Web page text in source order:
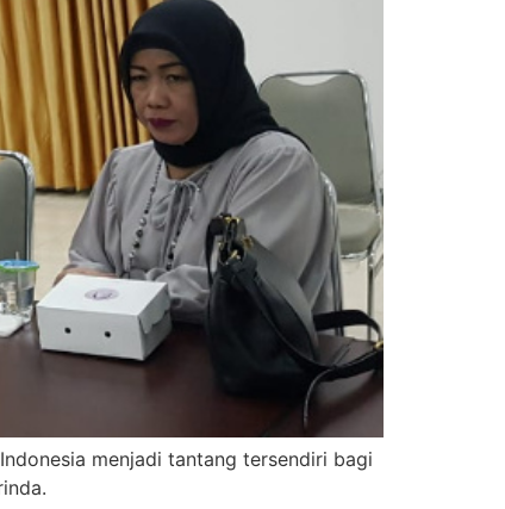
menjadi tantang tersendiri bagi